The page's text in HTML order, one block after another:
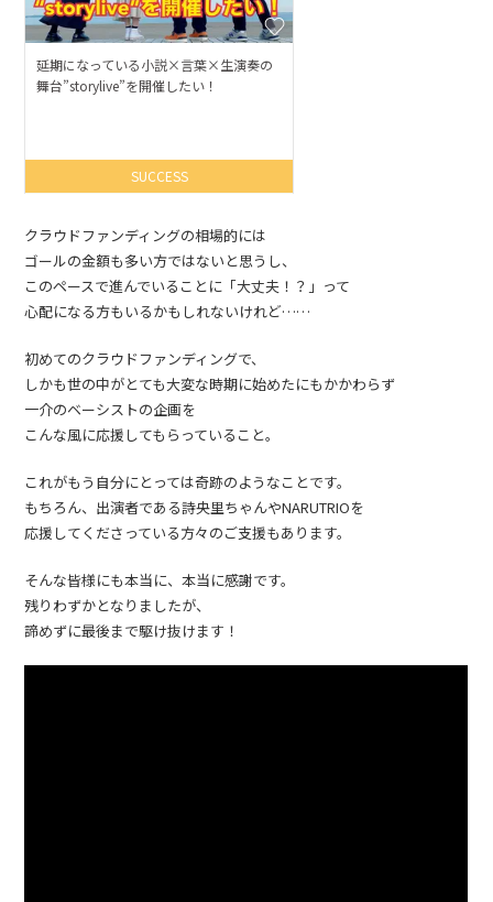
クラウドファンディングの相場的には
ゴールの金額も多い方ではないと思うし、
このペースで進んでいることに「大丈夫！？」って
心配になる方もいるかもしれないけれど……
初めてのクラウドファンディングで、
しかも世の中がとても大変な時期に始めたにもかかわらず
一介のベーシストの企画を
こんな風に応援してもらっていること。
これがもう自分にとっては奇跡のようなことです。
もちろん、出演者である詩央里ちゃんやNARUTRIOを
応援してくださっている方々のご支援もあります。
そんな皆様にも本当に、本当に感謝です。
残りわずかとなりましたが、
諦めずに最後まで駆け抜けます！